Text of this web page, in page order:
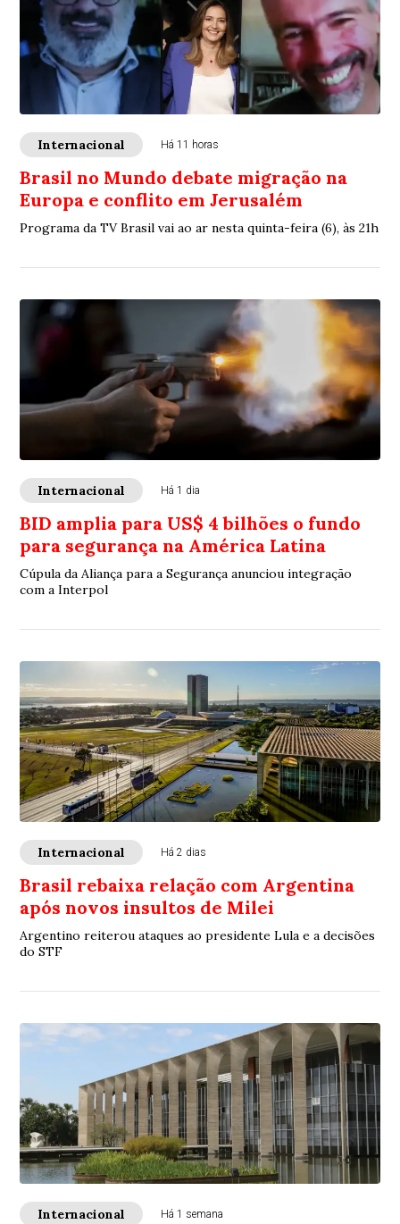
Internacional Há 11 horas
Brasil no Mundo debate migração na
Europa e conflito em Jerusalém
Programa da TV Brasil vai ao ar nesta quinta-feira (6), às 21h
Internacional Há 1 dia
BID amplia para US$ 4 bilhões o fundo
para segurança na América Latina
Cúpula da Aliança para a Segurança anunciou integração
com a Interpol
Internacional Há 2 dias
Brasil rebaixa relação com Argentina
após novos insultos de Milei
Argentino reiterou ataques ao presidente Lula e a decisões
do STF
Internacional Há 1 semana